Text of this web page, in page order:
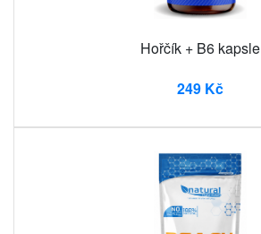
Hořčík + B6 kapsle
249 Kč